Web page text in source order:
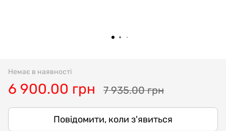
Немає в наявності
6 900.00 грн 7 935.00 грн
Повідомити, коли з'явиться